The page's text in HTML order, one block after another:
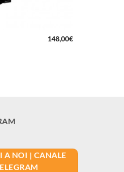
148,00€
A NOI | CANALE